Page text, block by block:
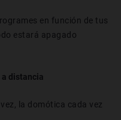
en función de tus
estará apagado
a distancia
la domótica cada vez